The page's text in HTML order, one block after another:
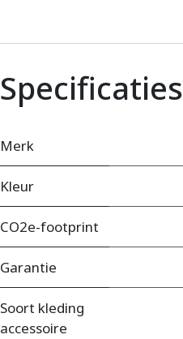
Specificaties
Merk
Kleur
CO2e-footprint
Garantie
Soort kleding
accessoire